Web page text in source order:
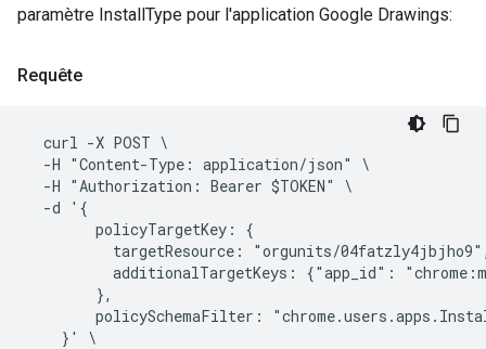
paramètre InstallType pour l'application Google Drawings:
Requête
  curl -X POST \
  -H "Content-Type: application/json" \
  -H "Authorization: Bearer $TOKEN" \
  -d '{
        policyTargetKey: {
targetResource: "orgunits/
additionalTargetKeys: {"app_id":
        },
policySchemaFilter:
    }' \